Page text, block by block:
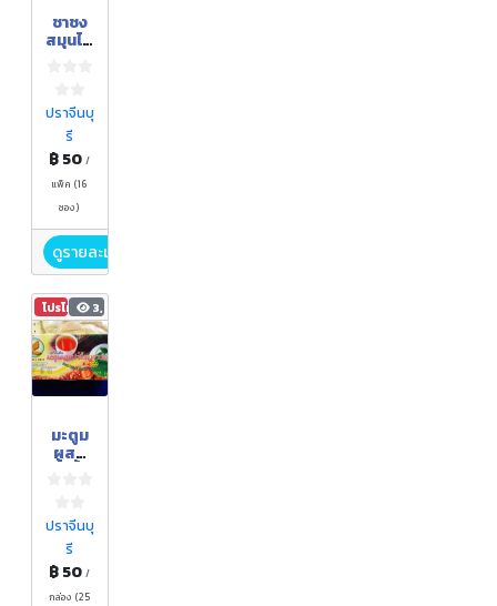
ชาชง
สมุนไพ
ปราจีนบุ
รี
฿ 50/
แพ็ค (16
ซอง)
ดูรายละเอียด
โปรโมชัน3,294
มะตูม
ผสม
รูป
ปราจีนบุ
รี
฿ 50/
กล่อง (25